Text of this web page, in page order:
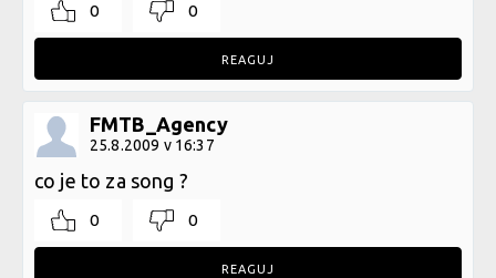
0 0
REAGUJ
FMTB_Agency
25.8.2009 v 16:37
co je to za song ?
0 0
REAGUJ